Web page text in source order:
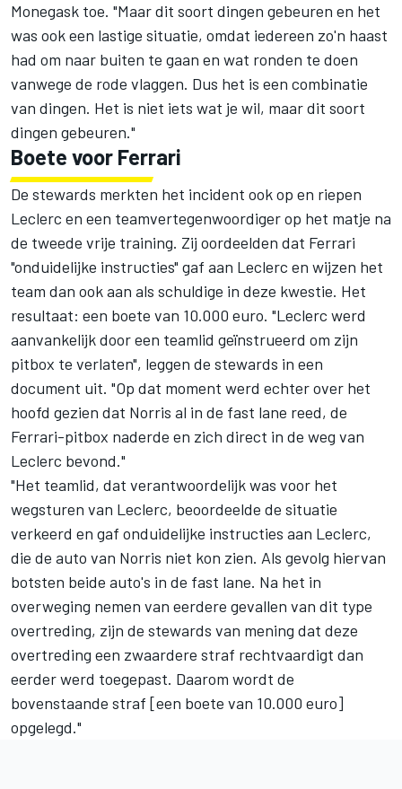
Monegask toe. "Maar dit soort dingen gebeuren en het
was ook een lastige situatie, omdat iedereen zo'n haast
had om naar buiten te gaan en wat ronden te doen
vanwege de rode vlaggen. Dus het is een combinatie
van dingen. Het is niet iets wat je wil, maar dit soort
dingen gebeuren."
Boete voor Ferrari
De stewards merkten het incident ook op en riepen
Leclerc en een teamvertegenwoordiger op het matje na
de tweede vrije training. Zij oordeelden dat Ferrari
"onduidelijke instructies" gaf aan Leclerc en wijzen het
team dan ook aan als schuldige in deze kwestie. Het
resultaat: een boete van 10.000 euro. "Leclerc werd
aanvankelijk door een teamlid geïnstrueerd om zijn
pitbox te verlaten", leggen de stewards in een
document uit. "Op dat moment werd echter over het
hoofd gezien dat Norris al in de fast lane reed, de
Ferrari-pitbox naderde en zich direct in de weg van
Leclerc bevond."
"Het teamlid, dat verantwoordelijk was voor het
wegsturen van Leclerc, beoordeelde de situatie
verkeerd en gaf onduidelijke instructies aan Leclerc,
die de auto van Norris niet kon zien. Als gevolg hiervan
botsten beide auto's in de fast lane. Na het in
overweging nemen van eerdere gevallen van dit type
overtreding, zijn de stewards van mening dat deze
overtreding een zwaardere straf rechtvaardigt dan
eerder werd toegepast. Daarom wordt de
bovenstaande straf [een boete van 10.000 euro]
opgelegd."